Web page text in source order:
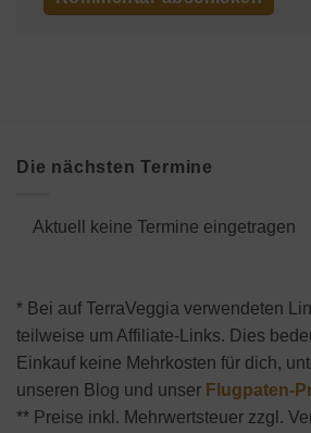
Die nächsten Termine
Aktuell keine Termine eingetragen
* Bei auf TerraVeggia verwendeten
teilweise um Affiliate-Links. Dies
Einkauf keine Mehrkosten für dich,
unseren Blog und unser Flugpaten-
** Preise inkl. Mehrwertsteuer zzgl.